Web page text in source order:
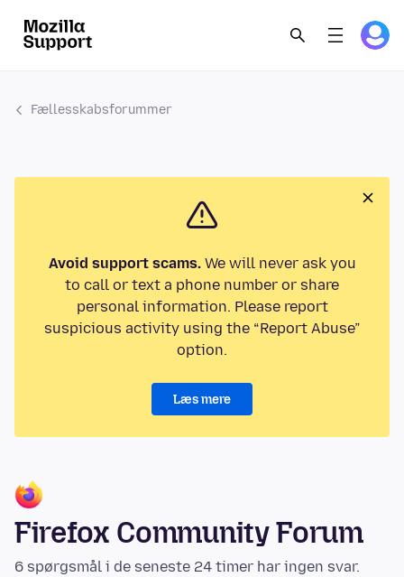
Fællesskabsforummer
Avoid support scams.We will never ask you
to call or text a phone number or share
personal information. Please report
suspicious activity using the “Report Abuse”
option.
Læs mere
Firefox Community Forum
6 spørgsmål i de seneste 24 timer har ingen svar.